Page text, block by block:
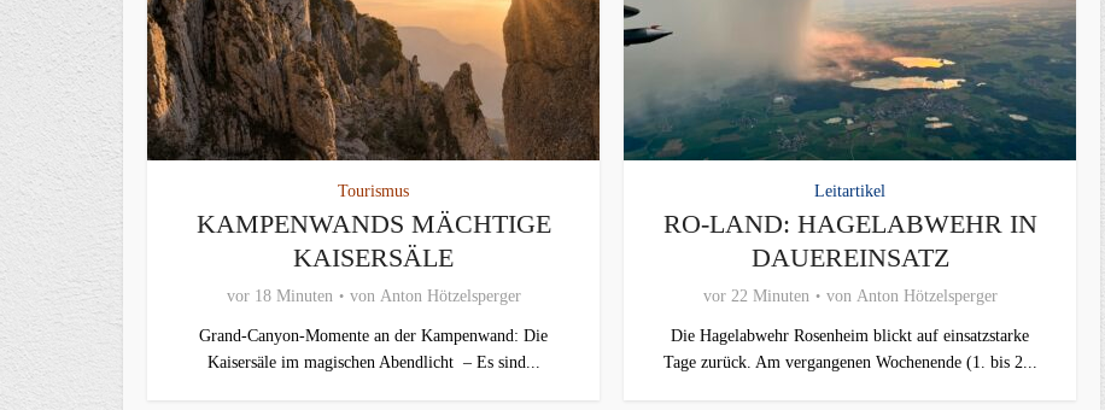
Tourismus
KAMPENWANDS MÄCHTIGE
KAISERSÄLE
vor 18 Minuten von Anton Hötzelsperger
Grand-Canyon-Momente an der Kampenwand: Die
Kaisersäle im magischen Abendlicht – Es sind...
Leitartikel
RO-LAND: HAGELABWEHR IN
DAUEREINSATZ
vor 22 Minuten von Anton Hötzelsperger
Die Hagelabwehr Rosenheim blickt auf einsatzstarke
Tage zurück. Am vergangenen Wochenende (1. bis 2...